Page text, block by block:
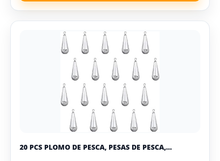
20 PCS PLOMO DE PESCA, PESAS DE PESCA,...